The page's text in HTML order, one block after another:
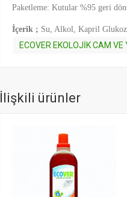
Paketleme: Kutular %95 geri
İçerik ; Su, Alkol, Kapril
ECOVER EKOLOJİK CAM
İlişkili ürünler